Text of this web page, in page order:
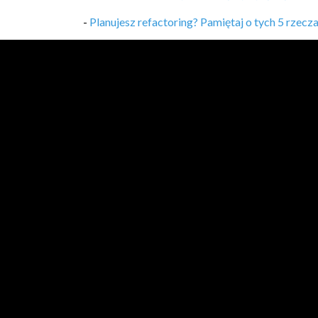
- Planujesz refactoring? Pamiętaj o tych 5